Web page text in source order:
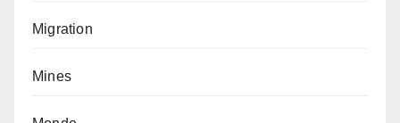
Migration
Mines